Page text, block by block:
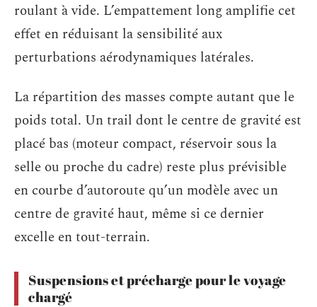
roulant à vide. L’empattement long amplifie cet
effet en réduisant la sensibilité aux
perturbations aérodynamiques latérales.
La répartition des masses compte autant que le
poids total. Un trail dont le centre de gravité est
placé bas (moteur compact, réservoir sous la
selle ou proche du cadre) reste plus prévisible
en courbe d’autoroute qu’un modèle avec un
centre de gravité haut, même si ce dernier
excelle en tout-terrain.
Suspensions et précharge pour le voyage
chargé